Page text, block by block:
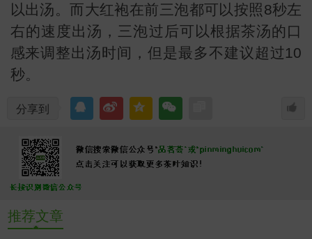
识
以出汤。而大红袍在前三泡都可以按照8秒左
右的速度出汤，三泡过后可以根据茶汤的口
感来调整出汤时间，但是最多不建议超过10
秒。
分享到
推荐文章